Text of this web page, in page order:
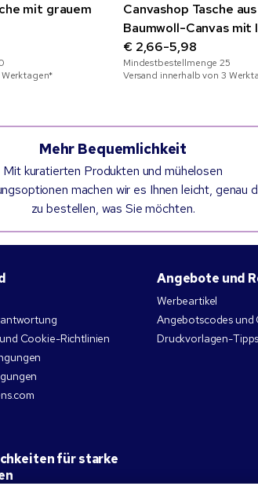
mit grauem
Canvashop Tasche
Baumwoll-Canvas mit
€ 2,66-5,98
Mindestbestellmenge25
Versand innerhalb von 3
Mehr Bequemlichkeit
Mit kuratierten Produkten und mühelosen
machen wir es Ihnen leicht, genau
zu bestellen, was Sie möchten.
Cookie-Richtlinien
für starke
Angebote und
Werbeartikel
Angebotscodes und
Druckvorlagen-Tipps